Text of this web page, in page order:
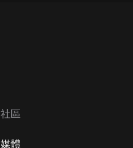
社區
媒體